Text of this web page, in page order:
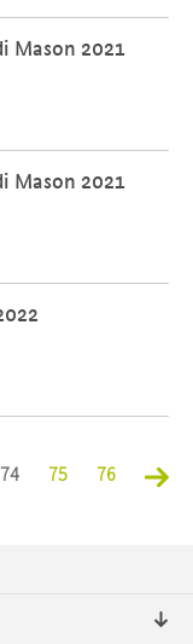
Mason 2021
Mason 2021
74 75 76